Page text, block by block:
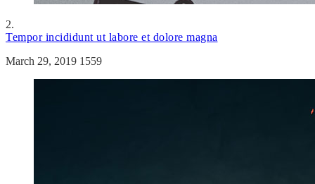
2.
Tempor incididunt ut labore et dolore magna
March 29, 2019 1559